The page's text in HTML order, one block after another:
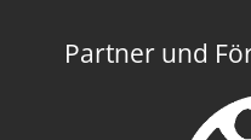
Partner und